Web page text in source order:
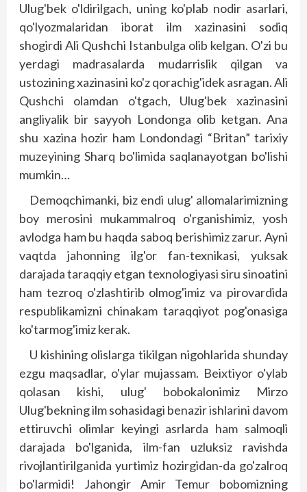
Ulug'bek o'ldirilgach, uning ko'plab nodir asarlari,
qo'lyozmalaridan iborat ilm xazinasini sodiq
shogirdi Ali Qushchi Istanbulga olib kelgan. O'zi bu
yerdagi madrasalarda mudarrislik qilgan va
ustozining xazinasini ko'z qorachig'idek asragan. Ali
Qushchi olamdan o'tgach, Ulug'bek xazinasini
angliyalik bir sayyoh Londonga olib ketgan. Ana
shu xazina hozir ham Londondagi “Britan” tarixiy
muzeyining Sharq bo'limida saqlanayotgan bo'lishi
mumkin…
Demoqchimanki, biz endi ulug' allomalarimizning
boy merosini mukammalroq o'rganishimiz, yosh
avlodga ham bu haqda saboq berishimiz zarur. Ayni
vaqtda jahonning ilg'or fan-texnikasi, yuksak
darajada taraqqiy etgan texnologiyasi siru sinoatini
ham tezroq o'zlashtirib olmog'imiz va pirovardida
respublikamizni chinakam taraqqiyot pog'onasiga
ko'tarmog'imiz kerak.
U kishining olislarga tikilgan nigohlarida shunday
ezgu maqsadlar, o'ylar mujassam. Beixtiyor o'ylab
qolasan kishi, ulug' bobokalonimiz Mirzo
Ulug'bekning ilm sohasidagi benazir ishlarini davom
ettiruvchi olimlar keyingi asrlarda ham salmoqli
darajada bo'lganida, ilm-fan uzluksiz ravishda
rivojlantirilganida yurtimiz hozirgidan-da go'zalroq
bo'larmidi! Jahongir Amir Temur bobomizning